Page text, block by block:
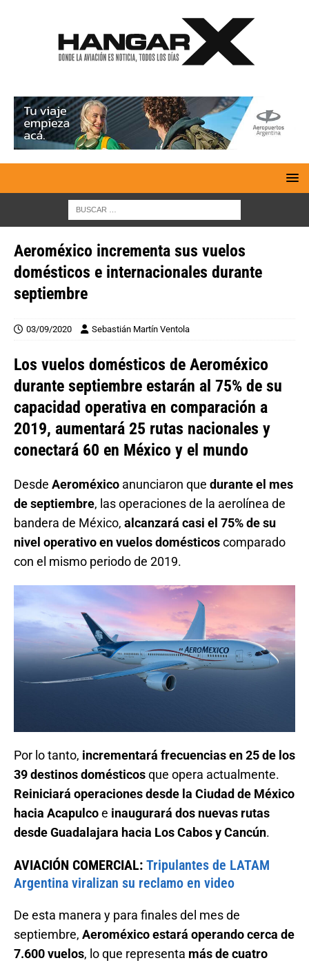
Aeroméxico incrementa sus vuelos
domésticos e internacionales durante
septiembre
03/09/2020 Sebastián Martín Ventola
Los vuelos domésticos de Aeroméxico
durante septiembre estarán al 75% de su
capacidad operativa en comparación a
2019, aumentará 25 rutas nacionales y
conectará 60 en México y el mundo
Desde Aeroméxico anunciaron que durante el mes
de septiembre, las operaciones de la aerolínea de
bandera de México, alcanzará casi el 75% de su
nivel operativo en vuelos domésticoscomparado
con el mismo periodo de 2019.
Por lo tanto, incrementará frecuencias en 25 de los
39 destinos domésticosque opera actualmente.
Reiniciará operaciones desde la Ciudad de México
hacia Acapulcoe inaugurará dos nuevas rutas
desde Guadalajara hacia Los Cabos y Cancún.
AVIACIÓN COMERCIAL: Tripulantes de LATAM
Argentina viralizan su reclamo en video
De esta manera y para finales del mes de
septiembre, Aeroméxico estará operando cerca de
7.600 vuelos, lo que representa más de cuatro